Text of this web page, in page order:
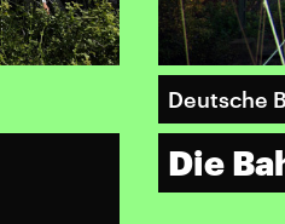
Deutsche
Die